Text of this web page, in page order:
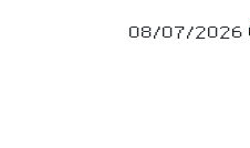
08/07/2026